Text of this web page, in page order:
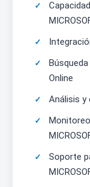
Online
Análisis y
Soporte